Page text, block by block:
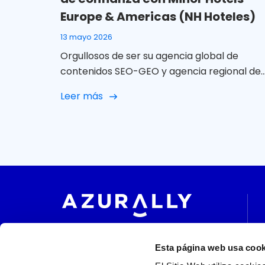
Esta página web usa
Europe & Americas (NH Hoteles)
13 mayo 2026
Orgullosos de ser su agencia global de
contenidos SEO-GEO y agencia regional de
colaboración con Minor Hotels Europe &
alianza sólida, cercana y […]
Leer más